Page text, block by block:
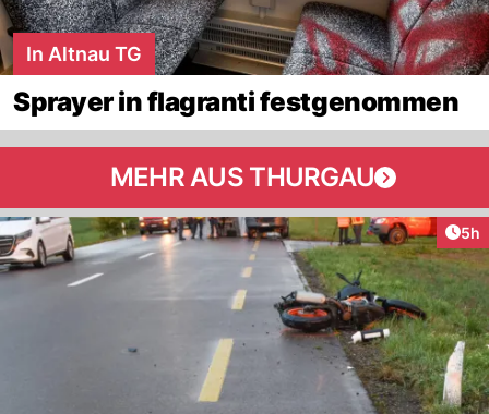
In Altnau TG
Sprayer in flagranti festgenommen
MEHR AUS THURGAU
5h